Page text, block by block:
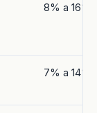
8% a 16%
7% a 14%